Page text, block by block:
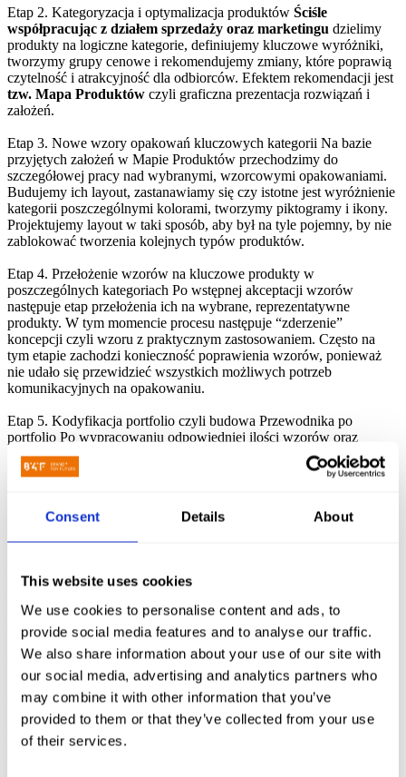
Consent Details About
This website uses cookies
We use cookies to personalise content and ads, to
provide social media features and to analyse our traffic.
We also share information about your use of our site with
our social media, advertising and analytics partners who
may combine it with other information that you’ve
provided to them or that they’ve collected from your use
of their services.
Etap 2. Kategoryzacja i optymalizacja produktów Ściśle
współpracując z działem sprzedaży oraz marketingu dzielimy
produkty na logiczne kategorie, definiujemy kluczowe wyróżniki,
tworzymy grupy cenowe i rekomendujemy zmiany, które poprawią
czytelność i atrakcyjność dla odbiorców. Efektem rekomendacji jest
tzw. Mapa Produktów czyli graficzna prezentacja rozwiązań i
założeń.
Etap 3. Nowe wzory opakowań kluczowych kategorii Na bazie
przyjętych założeń w Mapie Produktów przechodzimy do
szczegółowej pracy nad wybranymi, wzorcowymi opakowaniami.
Budujemy ich layout, zastanawiamy się czy istotne jest wyróżnienie
kategorii poszczególnymi kolorami, tworzymy piktogramy i ikony.
Projektujemy layout w taki sposób, aby był na tyle pojemny, by nie
zablokować tworzenia kolejnych typów produktów.
Etap 4. Przełożenie wzorów na kluczowe produkty w
poszczególnych kategoriach Po wstępnej akceptacji wzorów
następuje etap przełożenia ich na wybrane, reprezentatywne
produkty. W tym momencie procesu następuje “zderzenie”
koncepcji czyli wzoru z praktycznym zastosowaniem. Często na
tym etapie zachodzi konieczność poprawienia wzorów, ponieważ
nie udało się przewidzieć wszystkich możliwych potrzeb
komunikacyjnych na opakowaniu.
Etap 5. Kodyfikacja portfolio czyli budowa Przewodnika po
portfolio Po wypracowaniu odpowiedniej ilości wzorów oraz
reprezentatywnych projektów opakowań produktów tworzymy
Przewodnik po portfolio
, który wyjaśnia zasady w jaki sposób
potrafi lepiej wdrożyć nowe założenia portfolio ale również
korzystanie z gotowych layoutów oraz bibliotek ikon i oznakowań
wypracowanych na etapie kodyfikacji).
Etap 7. Opracowanie projektów wszystkich produktów w portfolio
Naszym celem jest stworzyć podwaliny oraz materiał szkoleniowy
dla zespołu projektowego Klienta ale nie projektujemy wszystkich
SKU. Zadanie to realizuje zespół Klienta - szybciej i taniej z uwagi
na stałą obecność w firmie, a uzyskany efekt daje satysfakcję i
przynosi pożądany efekt.